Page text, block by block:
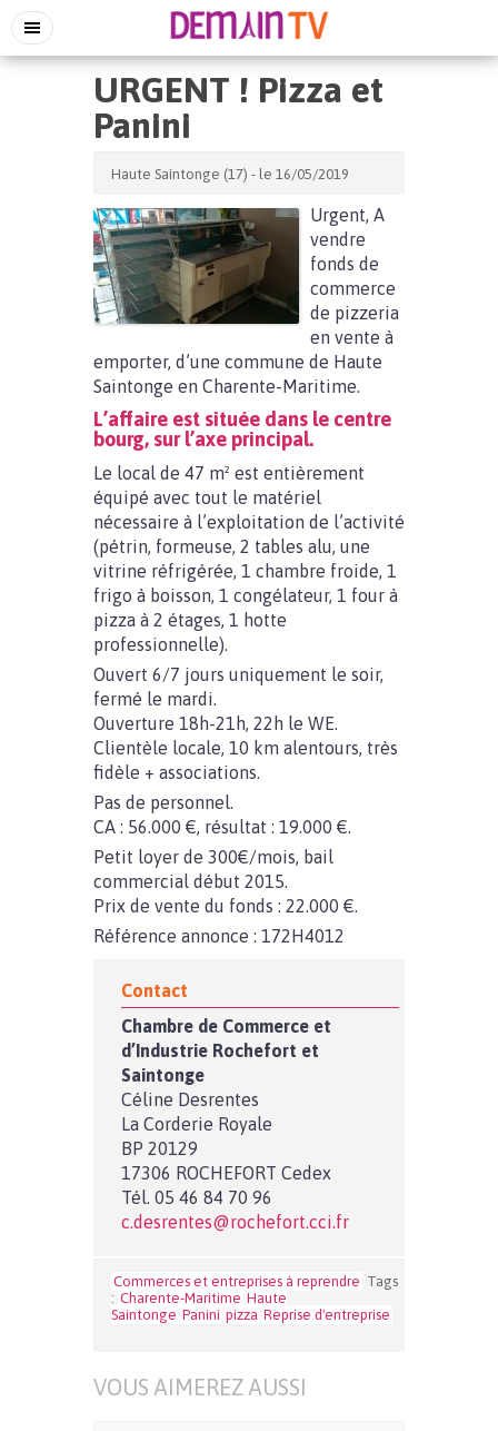
URGENT ! Pizza et
Panini
Haute Saintonge (17) - le 16/05/2019
Urgent, A
vendre
fonds de
commerce
de pizzeria
en vente à
emporter, d’une commune de Haute
Saintonge en Charente-Maritime.
L’affaire est située dans le centre
bourg, sur l’axe principal.
Le local de 47 m² est entièrement
équipé avec tout le matériel
nécessaire à l’exploitation de l’activité
(pétrin, formeuse, 2 tables alu, une
vitrine réfrigérée, 1 chambre froide, 1
frigo à boisson, 1 congélateur, 1 four à
pizza à 2 étages, 1 hotte
professionnelle).
Ouvert 6/7 jours uniquement le soir,
fermé le mardi.
Ouverture 18h-21h, 22h le WE.
Clientèle locale, 10 km alentours, très
fidèle + associations.
Pas de personnel.
CA : 56.000 €, résultat : 19.000 €.
Petit loyer de 300€/mois, bail
commercial début 2015.
Prix de vente du fonds : 22.000 €.
Référence annonce : 172H4012
Contact
Chambre de Commerce et
d’Industrie Rochefort et
Saintonge
Céline Desrentes
La Corderie Royale
BP 20129
17306 ROCHEFORT Cedex
Tél. 05 46 84 70 96
c.desrentes@rochefort.cci.fr
Commerces et entreprises à reprendre Tags
: Charente-Maritime Haute
Saintonge Panini pizza Reprise d'entreprise
VOUS AIMEREZ AUSSI